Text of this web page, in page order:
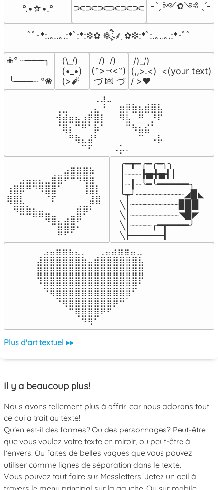
°.•☆•.° ⫘⫘⫘⫘⫘⫘ -ˋˏ ༻✿༺ ˎˊ-
ﾟﾟ･*:.｡..｡.:*ﾟ:*:✼✿ ❁ཻུ۪۪⸙͎ ✿✼:*ﾟ:.｡..｡.:*･ﾟﾟ
❀° ┄───╮
╰───┄ °❀
(\_/)
(•_•)
(>🧨
   /)  /)
(˵>⤙<˵)
づ 💌 づ
/)_/)
(,,>.<)  <(your text)
/ >❤️
⠀⠀⠀⠀⠀⠀⢀⣰⣀⠀⠀⠀⠀⠀⠀⠀⠀
⢀⣀⠀⠀⠀⢀⣄⠘⠀⠀⣶⡿⣷⣦⣾⣿⣧
⢺⣾⣶⣦⣰⡟⣿⡇⠀⠀⠻⣧⠀⠛⠀⡘⠏
⠈⢿⡆⠉⠛⠁⡷⠁⠀⠀⠀⠉⠳⣦⣮⠁⠀
⠀⠀⠛⢷⣄⣼⠃⠀⠀⠀⠀⠀⠀⠉⠀⠠⡧
⠀⠀⠀⠀⠉⠋⠀⠀⠀⠠⡥⠄⠀⠀⠀⠀⠀
⠀⠀⠀⠀⠀⠀⠀⠀⠀⣠⣶⣶⣶⣦⠀⠀
⠀⠀⣠⣤⣤⣄⣀⣾⣿⠟⠛⠻⢿⣷⠀
⢰⣿⡿⠛⠙⠻⣿⣿⠁⠀⠀⠀⢸⣿⡇
⢿⣿⣇⠀⠀⠀⠈⠏⠀⠀⠀⠀⠀⣼⣿⠀
⠀⠻⣿⣷⣦⣤⣀⠀⠀⠀⠀⣾⡿⠃⠀
⠀⠀⠀⠀⠉⠉⠻⣿⣄⣴⣿⠟⠀⠀⠀
⠀⠀⠀⠀⠀⠀⠀⠀⣿⡿⠟⠁⠀⠀⠀⠀
╭━┳━╭━╭━╮╮
┃┈┈┈┣▅╋▅┫┃
┃┈┃┈╰━╰━━━━━━╮
╰┳╯┈┈┈┈┈┈┈┈┈◢▉◣
╲┃┈┈┈┈┈┈┈┈┈▉▉▉
╲┃┈┈┈┈┈┈┈┈┈◥▉◤
╲┃┈┈┈┈╭━┳━━━━╯
╲┣━━━━━━┫﻿
⠀⣠⣤⣶⣶⣦⣄⡀  ⠀⢀⣤⣴⣶⣶⣤⣀⠀
⣼⣿⣿⣿⣿⣿⣿⣷⣤⣾⣿⣿⣿⣿⣿⣿⣧
⣿⣿⣿⣿⣿⣿⣿⣿⣿⣿⣿⣿⣿⣿⣿⣿⣿
⠹⣿⣿⣿⣿⣿⣿⣿⣿⣿⣿⣿⣿⣿⣿⣿⠏
⠀⠙⢿⣿⣿⣿⣿⣿⣿⣿⣿⣿⣿⣿⣿⠋⠀
⠀⠀⠀⠙⢿⣿⣿⣿⣿⣿⣿⣿⡿⠛⠁⠀⠀
⠀⠀⠀⠀⠀⠉⢿⣿⣿⣿⠟⠋⠀⠀⠀⠀⠀
⠀⠀⠀⠀⠀⠀⠀⠙⠻⠁⠀⠀⠀⠀⠀⠀⠀⠀⠀⠀⠀⠀⠀
Plus d'art textuel ▸▸
Il y a beaucoup plus!
Nous avons tellement plus à offrir, car nous adorons tout
ce qui a trait au texte!
Qu'en est-il des formes? Ou des personnages? Peut-être
que vous voulez votre texte en miroir, ou peut-être à
l'envers! Ou faites de belles vagues que vous pouvez
utiliser comme lignes de séparation dans le texte.
Vous pouvez tout faire sur Messletters! Jetez un oeil à